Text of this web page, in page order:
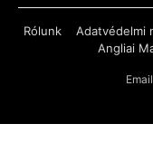
Rólunk Adatvédelmi
Angliai